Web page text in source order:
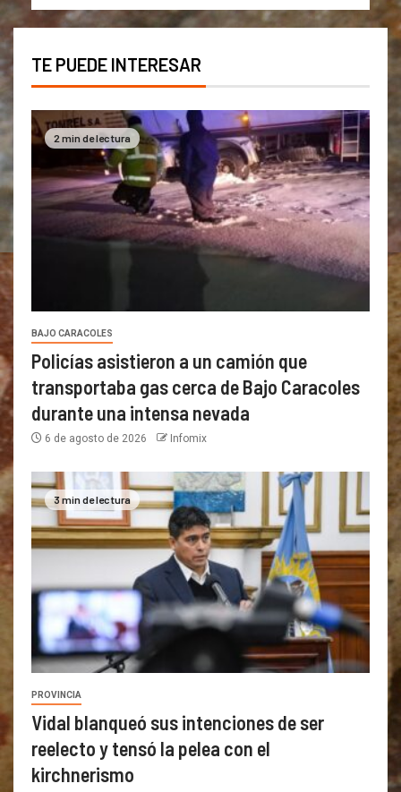
TE PUEDE INTERESAR
2 min de lectura
BAJO CARACOLES
Policías asistieron a un camión que
transportaba gas cerca de Bajo Caracoles
durante una intensa nevada
6 de agosto de 2026 Infomix
3 min de lectura
PROVINCIA
Vidal blanqueó sus intenciones de ser
reelecto y tensó la pelea con el
kirchnerismo